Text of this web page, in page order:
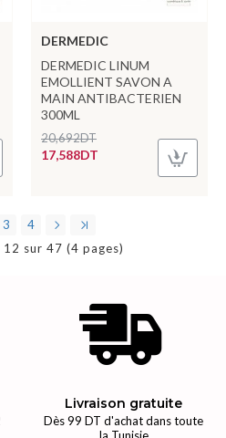
DERMEDIC
DERMEDIC LINUM
EMOLLIENT SAVON A
MAIN ANTIBACTERIEN
300ML
17,588DT
20,692DT
3
4
sur 47 (4 pages)
Livraison gratuite
Dès 99 DT d'achat dans toute